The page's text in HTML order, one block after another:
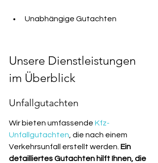
Unabhängige Gutachten
Unsere Dienstleistungen
im Überblick
Unfallgutachten
Wir bieten umfassende Kfz-
Unfallgutachten , die nach einem
Verkehrsunfall erstellt werden. Ein
detailliertes Gutachten hilft Ihnen, die